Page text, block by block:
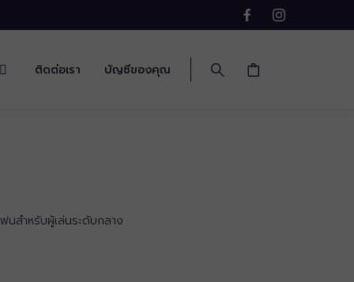
ติดต่อเรา บัญชีของคุณ
นสำหรับผู้เล่นระดับกลาง